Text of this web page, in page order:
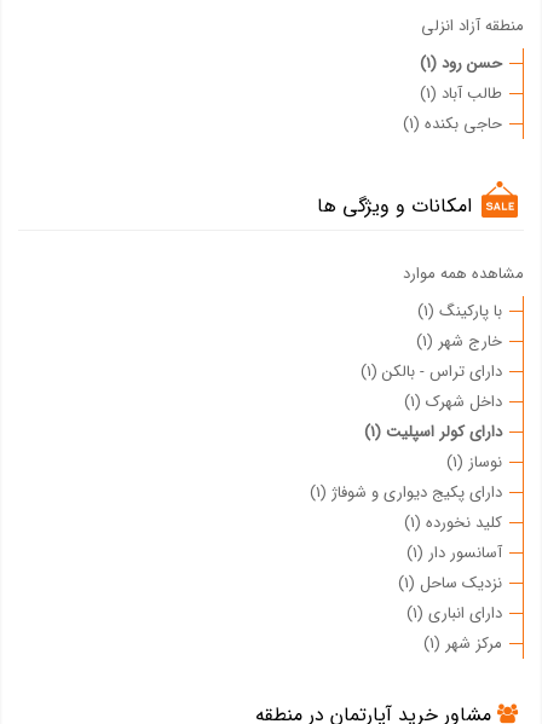
منطقه آزاد انزلی
حسن رود (1)
طالب آباد (1)
حاجی بکنده (1)
امکانات و ویژگی ها
مشاهده همه موارد
با پارکینگ (1)
خارج شهر (1)
دارای تراس - بالکن (1)
داخل شهرک (1)
دارای کولر اسپلیت (1)
نوساز (1)
دارای پکیج دیواری و شوفاژ (1)
کلید نخورده (1)
آسانسور دار (1)
نزدیک ساحل (1)
دارای انباری (1)
مرکز شهر (1)
مشاور خرید آپارتمان در منطقه